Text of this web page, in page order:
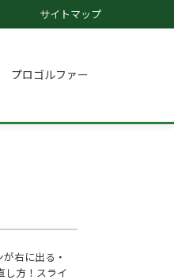
サイトマップ
プロゴルファー
が右に出る・
し方！スライ